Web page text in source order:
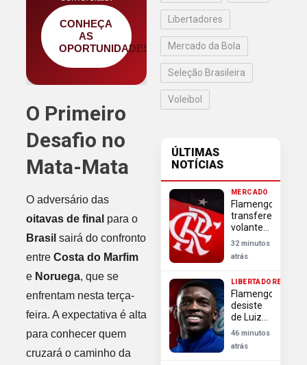
CONHEÇA
AS
OPORTUNIDADES
O Primeiro
Desafio no
Mata-Mata
O adversário das
oitavas de final para o
Brasil sairá do confronto
entre Costa do Marfim
e Noruega, que se
enfrentam nesta terça-
feira. A expectativa é alta
para conhecer quem
cruzará o caminho da
Libertadores
Mercado da Bola
Seleção Brasileira
Voleibol
ÚLTIMAS
NOTÍCIAS
MERCADO
Flamengo
transfere
volante
Rayan
Lucas
para o
mantém
50% dos
direitos
32 minutos
atrás
LIBERTADORES
Flamengo
desiste
de Luiz
Henrique
para
Libertadores
46 minutos
atrás